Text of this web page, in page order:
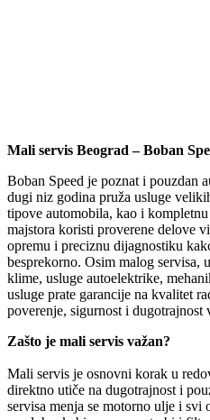
Mali servis Beograd – Boban
Boban Speed je poznat i pouzdan
dugi niz godina pruža usluge
tipove automobila, kao i
majstora koristi proverene delove
opremu i preciznu dijagnostiku
besprekorno. Osim malog servisa,
klime, usluge autoelektrike,
usluge prate garancije na kvalitet
poverenje, sigurnost i dugotrajnost
Zašto je mali servis važan?
Mali servis je osnovni korak u
direktno utiče na dugotrajnost i
servisa menja se motorno ulje i